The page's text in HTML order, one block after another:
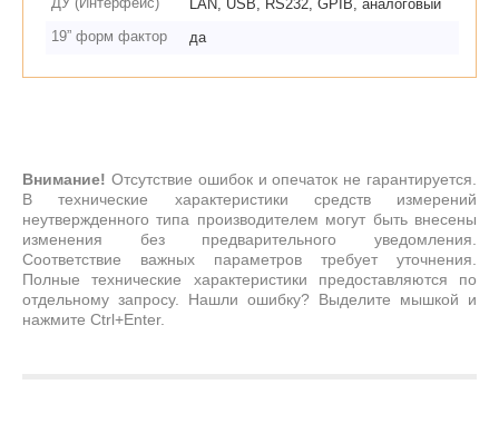
LAN, USB, RS232, GPIB, аналоговый
19” форм фактор
да
Внимание! Отсутствие ошибок и опечаток не гарантируется.
В технические характеристики средств измерений
неутвержденного типа производителем могут быть внесены
изменения без предварительного уведомления.
Соответствие важных параметров требует уточнения.
Полные технические характеристики предоставляются по
отдельному запросу. Нашли ошибку? Выделите мышкой и
нажмите Ctrl+Enter.